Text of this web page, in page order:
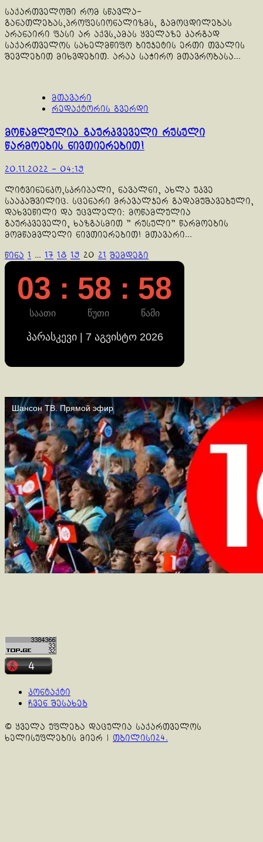
საქართველოში რომ სწავლა-
განათლებას,პროფესიონალიზმს, გამოცდილებას
არანაირი ფასი არ აქვს,ამას ყველაზე კარგად
საქართველოს სახელმწიფო ბიუჯეტის ერთი თვალის
შევლებით მიხვდებით. არაა საჭირო მთავრობასა...
მთავარი
რედაქტორის გვერდი
მოწამლულია გაურკვეველი რუსული
წარმოების ნივთიერებით!
20.11.2022 - 04:19
ლიტვინენკო,სკრიპალი, ნავალნი, ახლა უკვე
სააკაშვილიც. სცენარი მრავალჯერ გადამუშავებული,
დახვეწილი და უცვლელი: მოწამლულია
გაურკვეველი, ხაზგასმით " რუსული" წარმოების
მომწამვლელი ნივთიერებით! მთავარი...
ჩანაწერების
გვერდებათ
დაშლა
წინა 1 … 17 18 19 20 21 შემდეგი
03 : 58 : 59
საათი წუთი წამი
პარასკევი | 7 აგვისტო 2026
კონტაქტი
ჩვენ შესახებ
© ყველა უფლება დაცულია საქართველოს
ხელისუფლების მიერ | თბილისი24.